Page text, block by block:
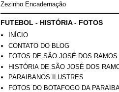
Zezinho Encadernação
FUTEBOL - HISTÓRIA - FOTOS
INÍCIO
CONTATO DO BLOG
FOTOS DE SÃO JOSÉ DOS RAMOS
HISTÓRIA DE SÃO JOSÉ DOS
PARAIBANOS ILUSTRES
FOTOS DO BOTAFOGO DA